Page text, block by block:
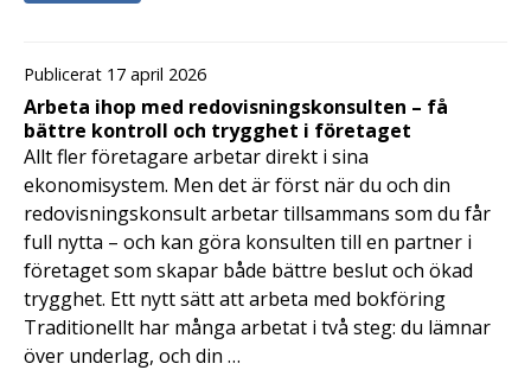
Publicerat 17 april 2026
Arbeta ihop med redovisningskonsulten – få
bättre kontroll och trygghet i företaget
Allt fler företagare arbetar direkt i sina
ekonomisystem. Men det är först när du och din
redovisningskonsult arbetar tillsammans som du får
full nytta – och kan göra konsulten till en partner i
företaget som skapar både bättre beslut och ökad
trygghet. Ett nytt sätt att arbeta med bokföring
Traditionellt har många arbetat i två steg: du lämnar
över underlag, och din …